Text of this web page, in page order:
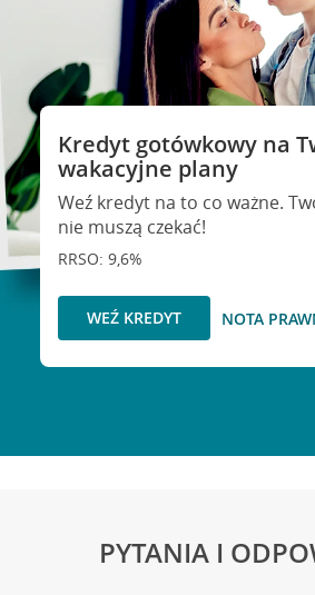
Kredyt gotówkowy na
wakacyjne plany
Weź kredyt na to co ważne.
nie muszą czekać!
RRSO: 9,6%
WEŹ KREDYT NOTA
PYTANIA I